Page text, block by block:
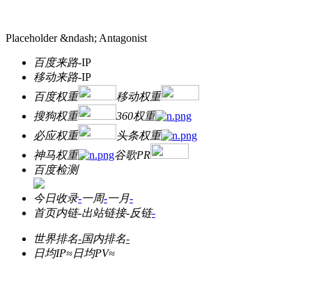
Placeholder &ndash; Antagonist
百度来路-IP
移动来路-IP
百度权重
移动权重
搜狗权重
360权重
必应权重
头条权重
神马权重
谷歌PR
百度检测
今日收录-一周-一月-
首页内链-出站链接-反链-
世界排名-国内排名-
日均IP≈日均PV≈